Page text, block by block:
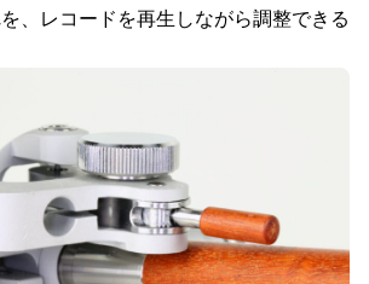
、レコードを再生しながら調整できる